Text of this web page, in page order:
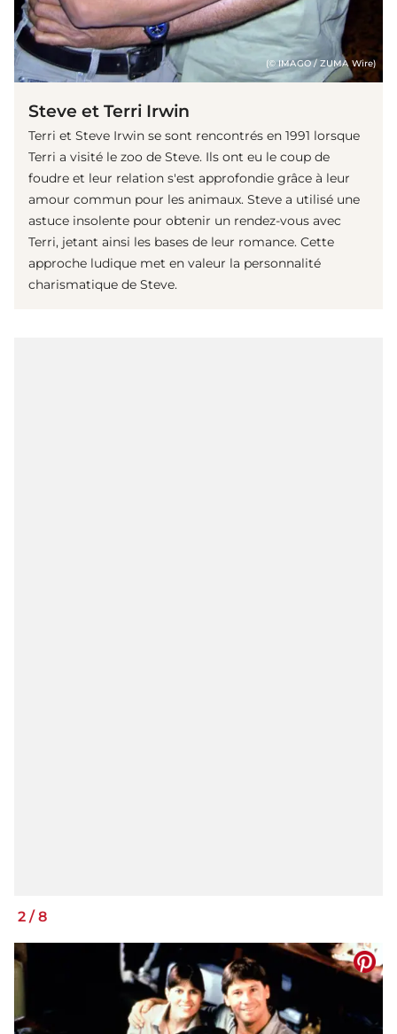
(© IMAGO / ZUMA Wire)
Steve et Terri Irwin
Terri et Steve Irwin se sont rencontrés en 1991 lorsque
Terri a visité le zoo de Steve. Ils ont eu le coup de
foudre et leur relation s'est approfondie grâce à leur
amour commun pour les animaux. Steve a utilisé une
astuce insolente pour obtenir un rendez-vous avec
Terri, jetant ainsi les bases de leur romance. Cette
approche ludique met en valeur la personnalité
charismatique de Steve.
2 /8